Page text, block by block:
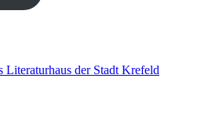
Literaturhaus der Stadt Krefeld